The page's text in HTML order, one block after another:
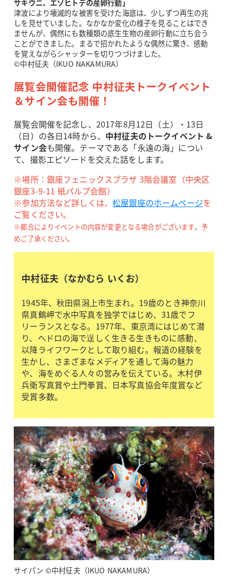
サキウニ、エゾヒトデの産卵行動」
津波により壊滅的な被害を受けた海底は、少しずつ再生の兆
しを見せていました。なかなか変化の様子を見ることはでき
ませんが、偶然にも数種類の底生生物の産卵行動に立ち会う
ことができました。まるで招かれたような偶然に驚き、感動
を覚えながらシャッターを切りつづけました。
©中村征夫（IKUO NAKAMURA）
展覧会開催記念 中村征夫トークイベント
＆サイン会も開催！
展覧会開催を記念し、2017年8月12日（土）・13日
（日）の各日14時から、 中村征夫のトークイベント &
サイン会も開催。テーマである「永遠の海」につい
て、撮影エピソードを交えた話をします。
※場所：銀座フェニックスプラザ 3階会議室（中央区
銀座3-9-11 紙パルプ会館）
※参加方法など詳しくは、松屋銀座のホームページを
ご覧ください。
※都合によりイベントの内容が変更となる場合がございます。予
めご了承ください。
中村征夫（なかむら いくお）
1945年、秋田県潟上市生まれ。19歳のとき神奈川
県真鶴岬で水中写真を独学ではじめ、31歳でフ
リーランスとなる。1977年、東京湾にはじめて潜
り、ヘドロの海で逞しく生きる生きものに感動、
以降ライフワークとして取り組む。報道の経験を
生かし、さまざまなメディアを通して海の魅力
や、海をめぐる人々の営みを伝えている。木村伊
兵衛写真賞や土門拳賞、日本写真協会年度賞など
受賞多数。
サイパン ©中村征夫（IKUO NAKAMURA）